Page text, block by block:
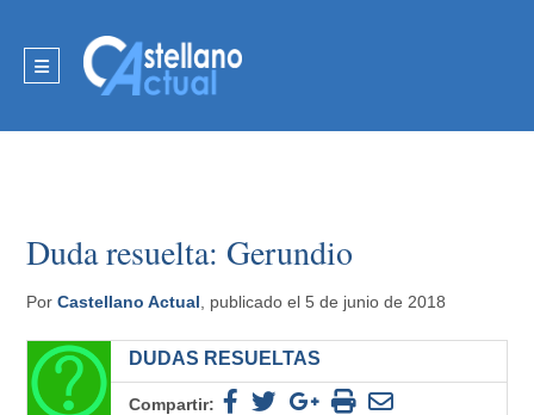
Duda resuelta: Gerundio
PorCastellano Actual , publicado el 5 de junio de 2018
DUDAS RESUELTAS
Compartir: